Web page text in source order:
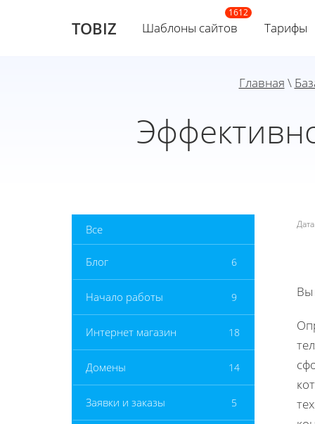
TOBIZ Шаблоны сайтов Тарифы
Главная \
Все
Блог 6
Начало работы 9
Интернет магазин 18
Домены 14
Заявки и заказы 5
Вы